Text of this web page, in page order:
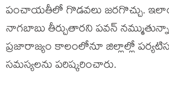
పంచాయతీలో గొడవలు జరగొచ్చు.
నాగబాబు తీర్చుతారని పవన్
ప్రజారాజ్యం కాలంలోనూ జిల్లాల్లో
సమస్యలను పరిష్కరించారు.